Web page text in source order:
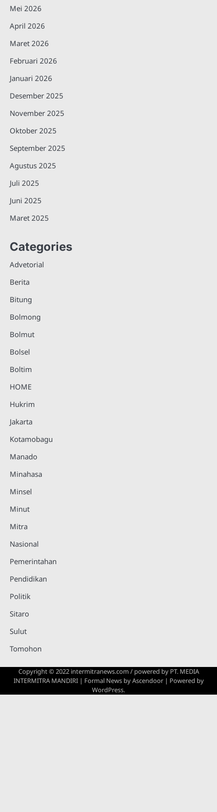
Mei 2026
April 2026
Maret 2026
Februari 2026
Januari 2026
Desember 2025
November 2025
Oktober 2025
September 2025
Agustus 2025
Juli 2025
Juni 2025
Maret 2025
Categories
Advetorial
Berita
Bitung
Bolmong
Bolmut
Bolsel
Boltim
HOME
Hukrim
Jakarta
Kotamobagu
Manado
Minahasa
Minsel
Minut
Mitra
Nasional
Pemerintahan
Pendidikan
Politik
Sitaro
Sulut
Tomohon
Copyright © 2022 intermitranews.com / powered by PT. MEDIA
INTERMITRA MANDIRI| Formal News byAscendoor| Powered by
WordPress.